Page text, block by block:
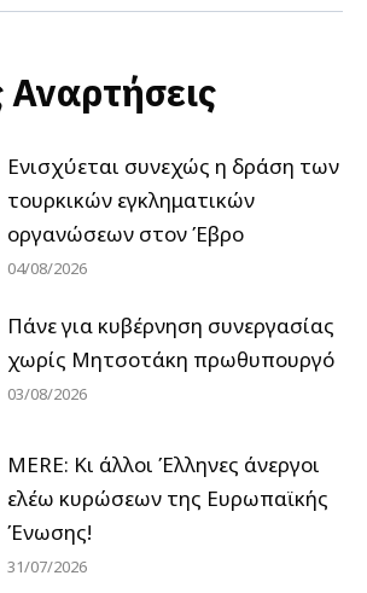
Αναρτήσεις
Ενισχύεται συνεχώς η δράση των
τουρκικών εγκληματικών
οργανώσεων στον Έβρο
04/08/2026
Πάνε για κυβέρνηση συνεργασίας
χωρίς Μητσοτάκη πρωθυπουργό
03/08/2026
MERE: Κι άλλοι Έλληνες άνεργοι
ελέω κυρώσεων της Ευρωπαϊκής
Ένωσης!
31/07/2026